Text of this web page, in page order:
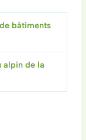
bâtiments
alpin de la